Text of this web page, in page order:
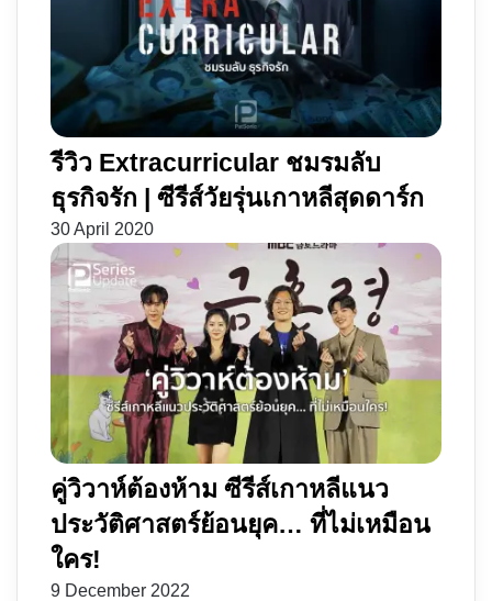
รีวิว Extracurricular ชมรมลับ
ธุรกิจรัก | ซีรีส์วัยรุ่นเกาหลีสุดดาร์ก
30 April 2020
คู่วิวาห์ต้องห้าม ซีรีส์เกาหลีแนว
ประวัติศาสตร์ย้อนยุค… ที่ไม่เหมือน
ใคร!
9 December 2022